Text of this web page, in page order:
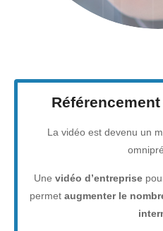
La vidéo est devenu un
Une vidéo d’entreprise
permet augmenter le